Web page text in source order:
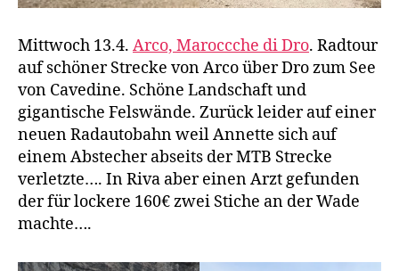
Mittwoch 13.4. Arco, Maroccche di Dro. Radtour
auf schöner Strecke von Arco über Dro zum See
von Cavedine. Schöne Landschaft und
gigantische Felswände. Zurück leider auf einer
neuen Radautobahn weil Annette sich auf
einem Abstecher abseits der MTB Strecke
verletzte…. In Riva aber einen Arzt gefunden
der für lockere 160€ zwei Stiche an der Wade
machte….